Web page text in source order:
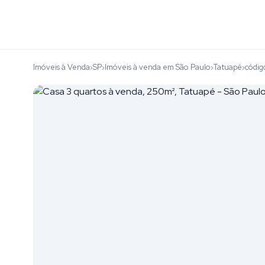
Imóveis à Venda›SP›Imóveis à venda em São Paulo›Tatuapé›